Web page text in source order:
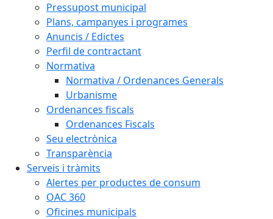
Pressupost municipal
Plans, campanyes i programes
Anuncis / Edictes
Perfil de contractant
Normativa
Normativa / Ordenances Generals
Urbanisme
Ordenances fiscals
Ordenances Fiscals
Seu electrònica
Transparència
Serveis i tràmits
Alertes per productes de consum
OAC 360
Oficines municipals